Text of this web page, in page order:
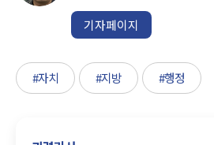
기자페이지
#자치 #지방 #행정